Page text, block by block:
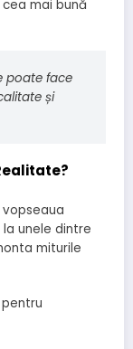
mai bună
poate face
și
unele dintre
miturile